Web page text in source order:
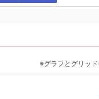
※グラフとグリッ